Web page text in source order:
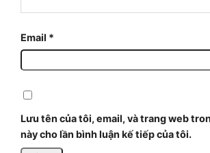
Email *
Lưu tên của tôi, email, và trang web
này cho lần bình luận kế tiếp của tôi.